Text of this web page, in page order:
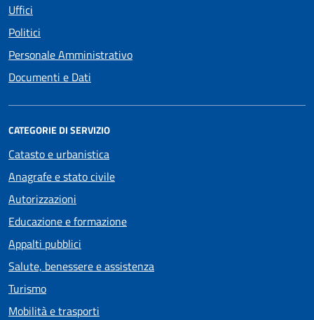
Uffici
Politici
Personale Amministrativo
Documenti e Dati
CATEGORIE DI SERVIZIO
Catasto e urbanistica
Anagrafe e stato civile
Autorizzazioni
Educazione e formazione
Appalti pubblici
Salute, benessere e assistenza
Turismo
Mobilità e trasporti